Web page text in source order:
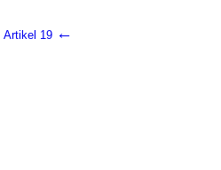
Artikel 19 ←